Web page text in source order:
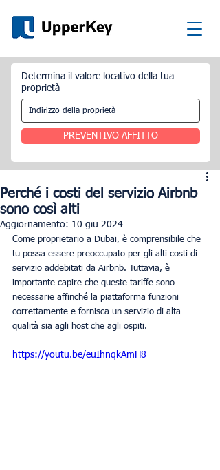
Determina il valore locativo della tua
proprietà
PREVENTIVO AFFITTO
Perché i costi del servizio Airbnb
sono così alti
Aggiornamento: 10 giu 2024
Come proprietario a Dubai, è comprensibile che
tu possa essere preoccupato per gli alti costi di
servizio addebitati da Airbnb. Tuttavia, è
importante capire che queste tariffe sono
necessarie affinché la piattaforma funzioni
correttamente e fornisca un servizio di alta
qualità sia agli host che agli ospiti.
https://youtu.be/euIhnqkAmH8